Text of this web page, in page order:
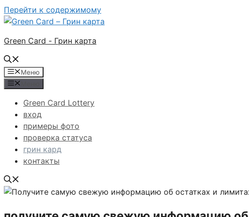
Перейти к содержимому
Green Card - Грин карта
Меню
Green Card Lottery
вход
примеры фото
проверка статуса
грин кард
контакты